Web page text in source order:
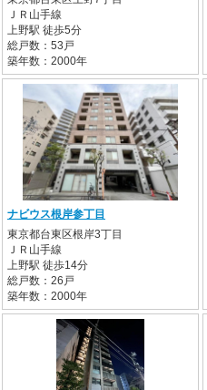
ＪＲ山手線
上野駅 徒歩5分
総戸数：53戸
築年数：2000年
ナビウス根岸参丁目
東京都台東区根岸3丁目
ＪＲ山手線
上野駅 徒歩14分
総戸数：26戸
築年数：2000年